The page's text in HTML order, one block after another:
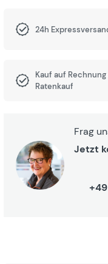
24h
Kauf auf
Ratenkauf
Frag
Jetzt